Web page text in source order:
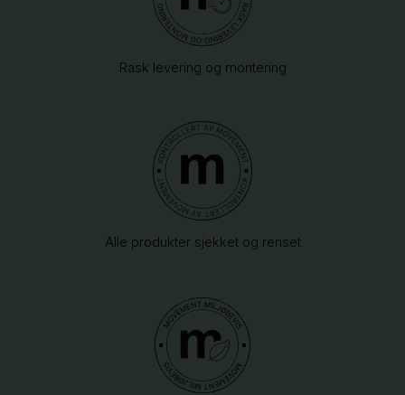
Rask levering og montering
Alle produkter sjekket og renset